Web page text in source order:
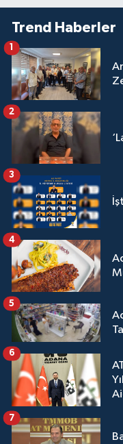
Trend Haberler
1
2
3
4
5
6
7